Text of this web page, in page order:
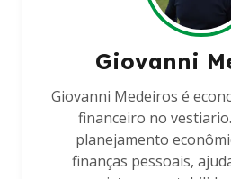
Giovanni
Giovanni Medeiros é
financeiro no
planejamento
finanças pessoais,